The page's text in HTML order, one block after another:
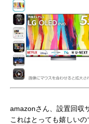
amazonさん、設置回収
これはとっても嬉しいの